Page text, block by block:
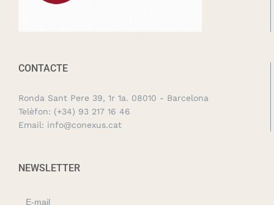
CONTACTE
Ronda Sant Pere 39, 1r 1a. 08010 - Barcelona
Telèfon: (+34) 93 217 16 46
Email: info@conexus.cat
NEWSLETTER
E-mail